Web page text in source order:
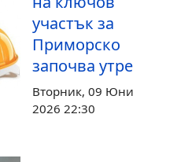
участък за
Приморско
започва утре
Вторник, 09 Юни
2026 22:30